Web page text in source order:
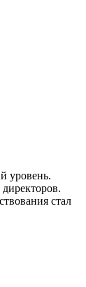
уровень.
стал